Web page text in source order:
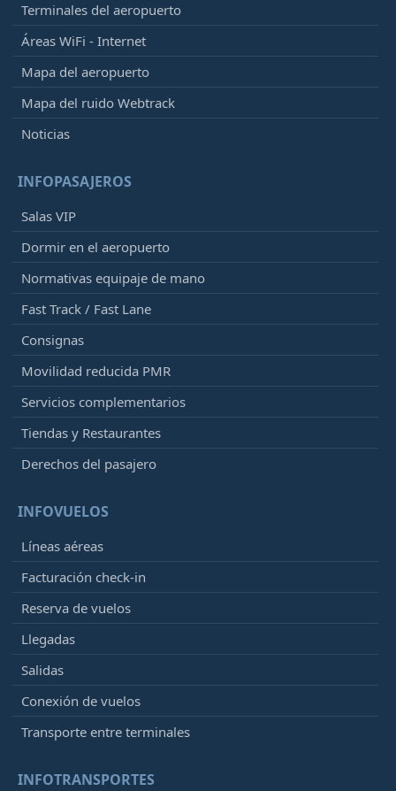
Terminales del aeropuerto
Áreas WiFi - Internet
Mapa del aeropuerto
Mapa del ruido Webtrack
Noticias
INFOPASAJEROS
Salas VIP
Dormir en el aeropuerto
Normativas equipaje de mano
Fast Track / Fast Lane
Consignas
Movilidad reducida PMR
Servicios complementarios
Tiendas y Restaurantes
Derechos del pasajero
INFOVUELOS
Líneas aéreas
Facturación check-in
Reserva de vuelos
Llegadas
Salidas
Conexión de vuelos
Transporte entre terminales
INFOTRANSPORTES